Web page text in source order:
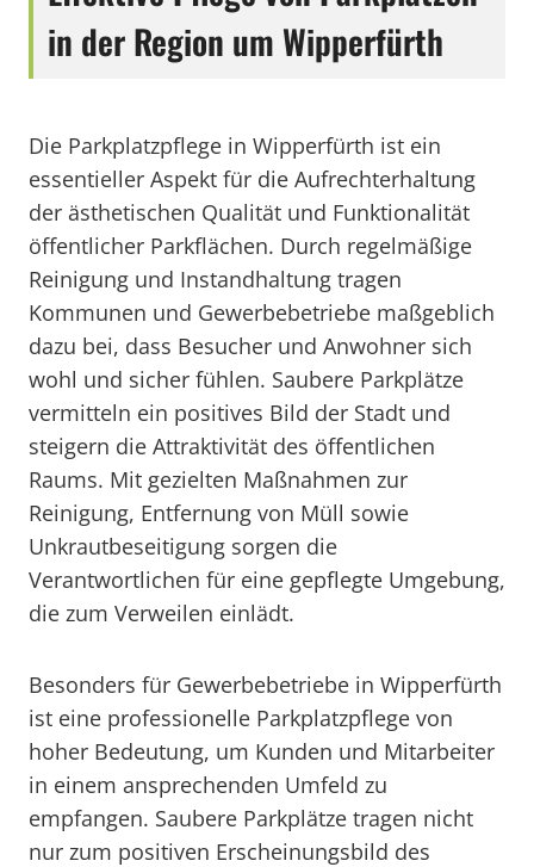
in der Region um Wipperfürth
Die Parkplatzpflege in Wipperfürth ist ein
essentieller Aspekt für die Aufrechterhaltung
der ästhetischen Qualität und Funktionalität
öffentlicher Parkflächen. Durch regelmäßige
Reinigung und Instandhaltung tragen
Kommunen und Gewerbebetriebe maßgeblich
dazu bei, dass Besucher und Anwohner sich
wohl und sicher fühlen. Saubere Parkplätze
vermitteln ein positives Bild der Stadt und
steigern die Attraktivität des öffentlichen
Raums. Mit gezielten Maßnahmen zur
Reinigung, Entfernung von Müll sowie
Unkrautbeseitigung sorgen die
Verantwortlichen für eine gepflegte Umgebung,
die zum Verweilen einlädt.
Besonders für Gewerbebetriebe in Wipperfürth
ist eine professionelle Parkplatzpflege von
hoher Bedeutung, um Kunden und Mitarbeiter
in einem ansprechenden Umfeld zu
empfangen. Saubere Parkplätze tragen nicht
nur zum positiven Erscheinungsbild des